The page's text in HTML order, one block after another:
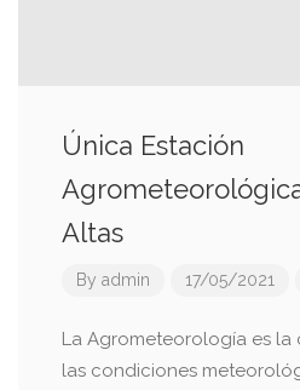
Única Estación
Altas
By admin 17/05/2021
La Agrometeorología es la
las condiciones